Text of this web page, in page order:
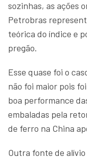
sozinhas, as ações
Petrobras
teórica do índice e
pregão.
Esse quase foi o
não foi maior pois
boa performance
embaladas pela
de ferro na China
Outra fonte de